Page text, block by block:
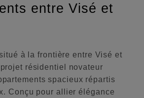
entre Visé et
situé à la frontière entre Visé et
résidentiel novateur
spacieux répartis
Conçu pour allier élégance